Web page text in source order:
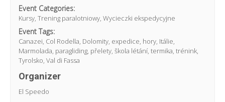
Event Categories:
Kursy,Trening paralotniowy,Wycieczki ekspedycyjne
Event Tags:
Canazei Col Rodella Dolomity expedice hory Itálie
Marmolada paragliding přelety ,škola létání,termika ,trénink
Tyrolsko ,Val di Fassa
Organizer
El Speedo